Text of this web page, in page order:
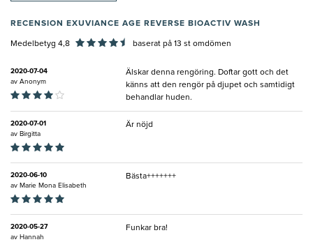
RECENSION EXUVIANCE AGE REVERSE BIOACTIV WASH
Medelbetyg 4,8 baserat på 13 st omdömen
2020-07-04
av Anonym
Älskar denna rengöring. Doftar gott och det
känns att den rengör på djupet och samtidigt
behandlar huden.
2020-07-01
av Birgitta
Är nöjd
2020-06-10
av Marie Mona Elisabeth
Bästa+++++++
2020-05-27
av Hannah
Funkar bra!